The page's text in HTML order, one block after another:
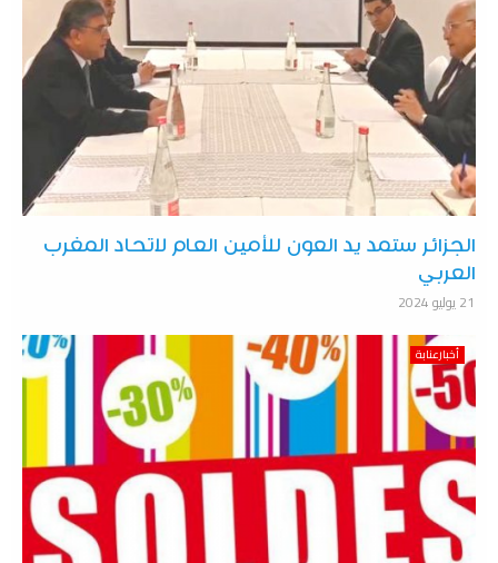
الجزائر ستمد يد العون للأمين العام لاتحاد المغرب
العربي
21 يوليو 2024
أخبارعنابة